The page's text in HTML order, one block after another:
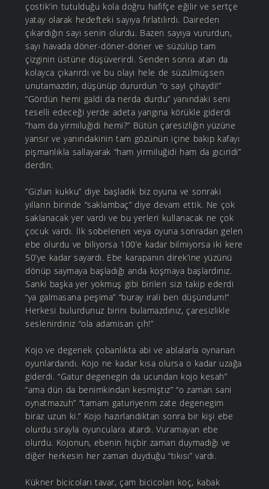
çostik’in tutulduğu kola doğru hafifçe eğilir ve sertçe
yatay olarak hedefteki sayıya fırlatılırdı. Daireden
çıkardığın sayı senin olurdu. Bazen sayıya vururdun,
sayı havada döner-döner-döner ve süzülüp tam
çizginin üstüne düşüverirdi. Senden sonra atan da
kolayca çıkarırdı ve bu olayı hele de süzülmüşsen
unutamazdın, düşünüp dururdun “o sayi çıhaydi!”
“Gördün hemi galdi da nerda durdu” yanındaki seni
teselli edeceği yerde adeta yangına körükle giderdi
“ham da yirmiluğidi hemi?” Bütün çaresizliğin yüzüne
yansır ve yanındakinin tam gözünün içine bakıp kafayı
pişmanlıkla sallayarak “ham yirmiluğidi ham da gıcıridi”
derdin.
”Gizlan kukku” diye başladık biz oyuna ve sonraki
yılların birinde “saklambaç” diye devam ettik. Ne çok
saklanacak yer vardı ve bu yerleri kullanacak ne çok
çocuk vardı. İlk sobelenen veya oyuna sonradan gelen
ebe olurdu ve biliyorsa 100’e kadar bilmiyorsa iki kere
50’ye kadar sayardı. Ebe karapanın direk’ine yüzünü
dönüp saymaya başladığı anda koşmaya başlardınız.
Sanki başka yer yokmuş gibi birileri sizi takip ederdi
“ya galmasana peşima” “buray irali ben düşündum!”
Herkesi bulurdunuz birini bulamazdınız, çaresizlikle
seslenirdiniz “ola adamisan çıh!”
Kojo ve degenek çobanlıkta abi ve ablalarla oynanan
oyunlardandı. Kojo ne kadar kısa olursa o kadar uzağa
giderdi. “Gatur degenegin da ucundan kojo kesah”
“ama dün da benimkindan kesmiştız” “o zaman sani
oynatmazuh” “tamam gaturiyerım zate degenegim
biraz uzun ki.” Kojo hazırlandıktan sonra bir kişi ebe
olurdu sırayla oyunculara atardı. Vuramayan ebe
olurdu. Kojonun, ebenin hiçbir zaman duymadığı ve
diğer herkesin her zaman duyduğu “tıkısı” vardı.
Kükner bicicoları tavar, çam bicicoları koç, kabak